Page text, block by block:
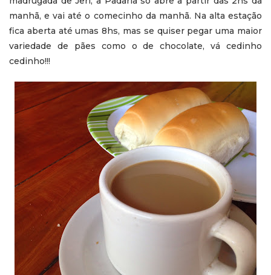
manhã, e vai até o comecinho da manhã. Na alta estação
fica aberta até umas 8hs, mas se quiser pegar uma maior
variedade de pães como o de chocolate, vá cedinho
cedinho!!!